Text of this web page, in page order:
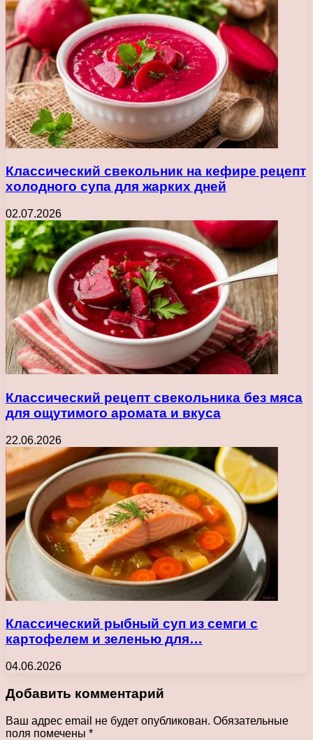
Классический свекольник на кефире рецепт
холодного супа для жарких дней
02.07.2026
Классический рецепт свекольника без мяса
для ощутимого аромата и вкуса
22.06.2026
Классический рыбный суп из семги с
картофелем и зеленью для…
04.06.2026
Добавить комментарий
Ваш адрес email не будет опубликован. Обязательные
поля помечены *